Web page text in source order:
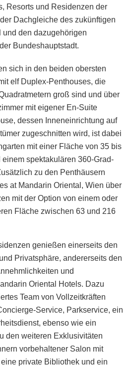
Resorts und Residenzen der
Dachgleiche des zukünftigen
und den dazugehörigen
Bundeshauptstadt.
sich in den beiden obersten
elf Duplex-Penthouses, die
groß sind und über
mit eigener En-Suite
dessen Inneneinrichtung auf
zugeschnitten wird, ist dabei
mit einer Fläche von 35 bis
spektakulären 360-Grad-
zu den Penthäusern
at Mandarin Oriental, Wien über
mit der Option von einem oder
Fläche zwischen 63 und 216
genießen einerseits den
Privatsphäre, andererseits den
und
Oriental Hotels. Dazu
Team von Vollzeitkräften
Service, Parkservice, ein
ebenso wie ein
den weiteren Exklusivitäten
vorbehaltener Salon mit
private Bibliothek und ein